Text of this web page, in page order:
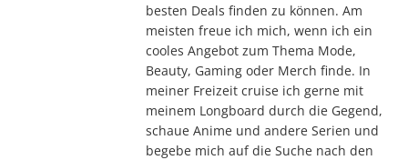
besten Deals finden zu können. Am
meisten freue ich mich, wenn ich ein
cooles Angebot zum Thema Mode,
Beauty, Gaming oder Merch finde. In
meiner Freizeit cruise ich gerne mit
meinem Longboard durch die Gegend,
schaue Anime und andere Serien und
begebe mich auf die Suche nach den